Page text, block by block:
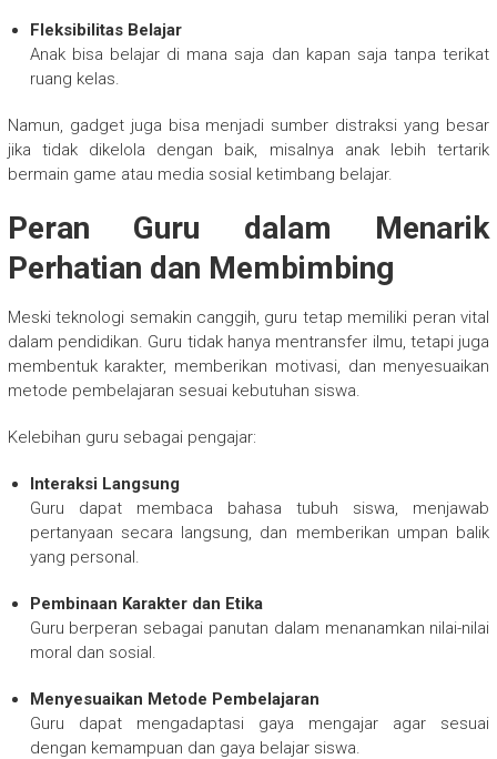
Fleksibilitas Belajar
Anak bisa belajar di mana saja dan kapan saja tanpa terikat
ruang kelas.
Namun, gadget juga bisa menjadi sumber distraksi yang besar
jika tidak dikelola dengan baik, misalnya anak lebih tertarik
bermain game atau media sosial ketimbang belajar.
Peran Guru dalam Menarik
Perhatian dan Membimbing
Meski teknologi semakin canggih, guru tetap memiliki peran vital
dalam pendidikan. Guru tidak hanya mentransfer ilmu, tetapi juga
membentuk karakter, memberikan motivasi, dan menyesuaikan
metode pembelajaran sesuai kebutuhan siswa.
Kelebihan guru sebagai pengajar:
Interaksi Langsung
Guru dapat membaca bahasa tubuh siswa, menjawab
pertanyaan secara langsung, dan memberikan umpan balik
yang personal.
Pembinaan Karakter dan Etika
Guru berperan sebagai panutan dalam menanamkan nilai-nilai
moral dan sosial.
Menyesuaikan Metode Pembelajaran
Guru dapat mengadaptasi gaya mengajar agar sesuai
dengan kemampuan dan gaya belajar siswa.